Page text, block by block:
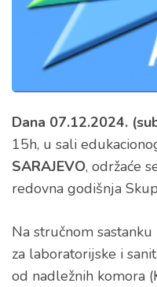
Dana 07.12.2024.
15h, u sali
SARAJEVO, održaće
redovna godišnja
Na stručnom
za laboratorijske i
od nadležnih komora